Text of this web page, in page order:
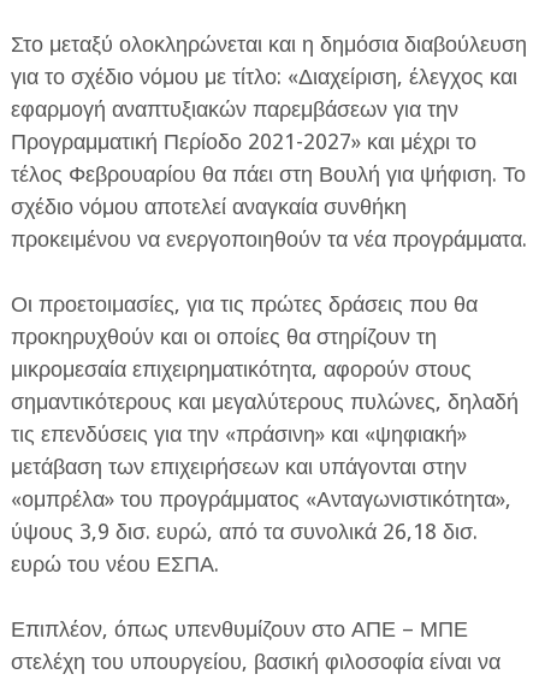
Στο μεταξύ ολοκληρώνεται και η δημόσια διαβούλευση
για το σχέδιο νόμου με τίτλο: «Διαχείριση, έλεγχος και
εφαρμογή αναπτυξιακών παρεμβάσεων για την
Προγραμματική Περίοδο 2021-2027» και μέχρι το
τέλος Φεβρουαρίου θα πάει στη Βουλή για ψήφιση. Το
σχέδιο νόμου αποτελεί αναγκαία συνθήκη
προκειμένου να ενεργοποιηθούν τα νέα προγράμματα.
Οι προετοιμασίες, για τις πρώτες δράσεις που θα
προκηρυχθούν και οι οποίες θα στηρίζουν τη
μικρομεσαία επιχειρηματικότητα, αφορούν στους
σημαντικότερους και μεγαλύτερους πυλώνες, δηλαδή
τις επενδύσεις για την «πράσινη» και «ψηφιακή»
μετάβαση των επιχειρήσεων και υπάγονται στην
«ομπρέλα» του προγράμματος «Ανταγωνιστικότητα»,
ύψους 3,9 δισ. ευρώ, από τα συνολικά 26,18 δισ.
ευρώ του νέου ΕΣΠΑ.
Επιπλέον, όπως υπενθυμίζουν στο ΑΠΕ – ΜΠΕ
στελέχη του υπουργείου, βασική φιλοσοφία είναι να